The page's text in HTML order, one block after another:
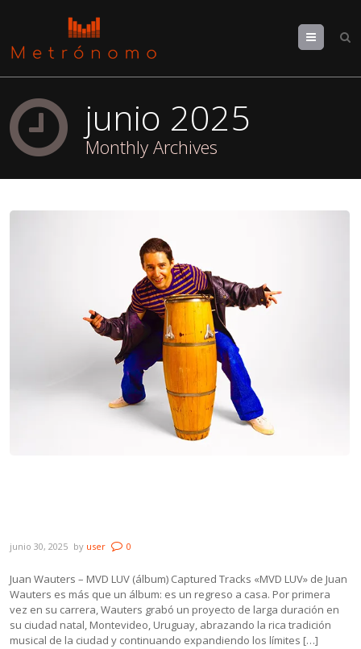
Menu
junio 2025
Monthly Archives
junio 30, 2025 by user 0
Juan Wauters – MVD LUV (álbum) Captured Tracks «MVD LUV» de Juan
Wauters es más que un álbum: es un regreso a casa. Por primera
vez en su carrera, Wauters grabó un proyecto de larga duración en
su ciudad natal, Montevideo, Uruguay, abrazando la rica tradición
musical de la ciudad y continuando expandiendo los límites […]